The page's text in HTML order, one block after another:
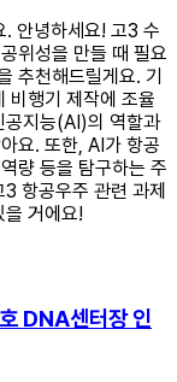
. 안녕하세요! 고3 수
위성을 만들 때 필요
추천해드릴게요. 기
비행기 제작에 조율
공지능(AI)의 역할과
요. 또한, AI가 항공
량 등을 탐구하는 주
항공우주 관련 과제
거에요!
DNA센터장 인